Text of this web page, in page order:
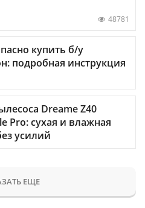
48781
купить б/у
подробная инструкция
Dreame Z40
Pro: сухая и влажная
усилий
ЕЩЕ